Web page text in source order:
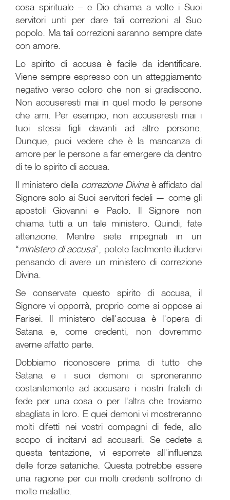
cosa spirituale – e Dio chiama a volte i Suoi
servitori unti per dare tali correzioni al Suo
popolo. Ma tali correzioni saranno sempre date
con amore.
Lo spirito di accusa è facile da identificare.
Viene sempre espresso con un atteggiamento
negativo verso coloro che non si gradiscono.
Non accuseresti mai in quel modo le persone
che ami. Per esempio, non accuseresti mai i
tuoi stessi figli davanti ad altre persone.
Dunque, puoi vedere che è la mancanza di
amore per le persone a far emergere da dentro
di te lo spirito di accusa.
Il ministero della correzione Divinaè affidato dal
Signore solo ai Suoi servitori fedeli — come gli
apostoli Giovanni e Paolo. Il Signore non
chiama tutti a un tale ministero. Quindi, fate
attenzione. Mentre siete impegnati in un
“ministero di accusa”, potete facilmente illudervi
pensando di avere un ministero di correzione
Divina.
Se conservate questo spirito di accusa, il
Signore vi opporrà, proprio come si oppose ai
Farisei. Il ministero dell'accusa è l'opera di
Satana e, come credenti, non dovremmo
averne affatto parte.
Dobbiamo riconoscere prima di tutto che
Satana e i suoi demoni ci sproneranno
costantemente ad accusare i nostri fratelli di
fede per una cosa o per l'altra che troviamo
sbagliata in loro. E quei demoni vi mostreranno
molti difetti nei vostri compagni di fede, allo
scopo di incitarvi ad accusarli. Se cedete a
questa tentazione, vi esporrete all'influenza
delle forze sataniche. Questa potrebbe essere
una ragione per cui molti credenti soffrono di
molte malattie.